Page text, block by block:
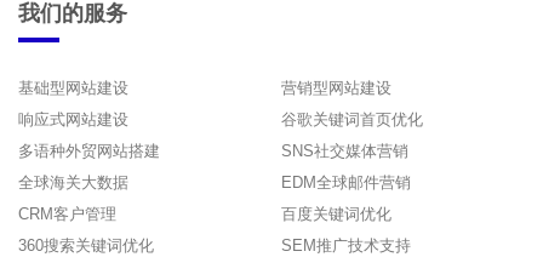
我们的服务
基础型网站建设
营销型网站建设
响应式网站建设
谷歌关键词首页优化
多语种外贸网站搭建
SNS社交媒体营销
全球海关大数据
EDM全球邮件营销
CRM客户管理
百度关键词优化
360搜索关键词优化
SEM推广技术支持